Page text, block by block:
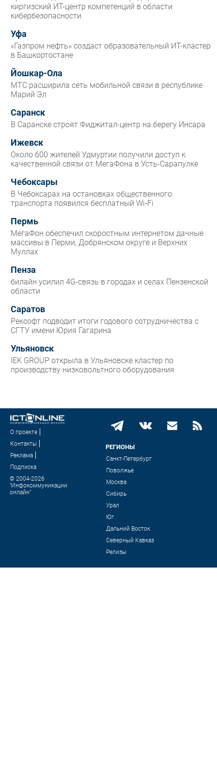
киргизский ИТ-центр компетенций в области
кибербезопасности
Уфа
«Газпром нефть» создаст образовательный ИТ-кластер
в Башкортостане
Йошкар-Ола
МТС расширила сеть мобильной связи в республике
Марий Эл
Саранск
В Саранске строят Фиджитал-центр на берегу Инсара
Ижевск
Около 600 жителей Удмуртии получили доступ к
качественной связи от МегаФона в Усть-Сарапулке
Чебоксары
В Чебоксарах на остановках общественного
транспорта появился бесплатный Wi‑Fi
Пермь
МегаФон обеспечил скоростным интернетом дачные
массивы в Перми, Добрянском округе и Верхних
Муллах
Пенза
билайн усилил 4G-связь в городах и селах Пензенской
области
Саратов
Рексофт подводит итоги годового сотрудничества с
СГТУ имени Юрия Гагарина
Ульяновск
IEK GROUP открыла в Ульяновске кластер по
производству низковольтного оборудования
О проекте
Контакты
Реклама
Подписка
© 2004-2026
"Инфокоммуникации
онлайн"
РЕГИОНЫ
Санкт-Петербург
Поволжье
Москва
Сибирь
Урал
Юг
Дальний Восток
Северный Кавказ
Релизы